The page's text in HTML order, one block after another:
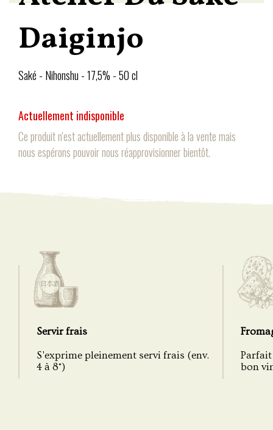
Daiginjo
Saké - Nihonshu - 17,5% - 50 cl
Actuellement indisponible
Ce produit n'est actuellement plus disponible à la vente mais
nous espérons pouvoir nous réapprovisionner bientôt.
Servir frais
S'exprime pleinement servi frais (env.
4 à 8°)
Parfait
bon